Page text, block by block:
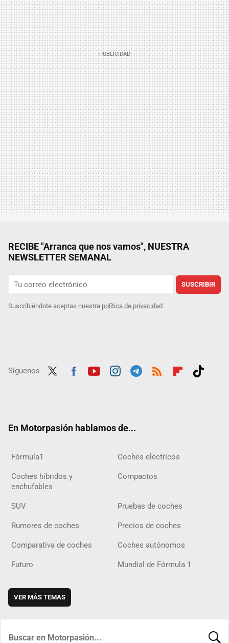
RECIBE "Arranca que nos vamos", NUESTRA
NEWSLETTER SEMANAL
SUSCRIBIR
Suscribiéndote aceptas nuestra política de privacidad
Síguenos
En Motorpasión hablamos de...
Fórmula1 Coches eléctricos
Coches híbridos y
enchufables
Compactos
SUV Pruebas de coches
Rumores de coches Precios de coches
Comparativa de coches Coches autónomos
Futuro Mundial de Fórmula 1
VER MÁS TEMAS